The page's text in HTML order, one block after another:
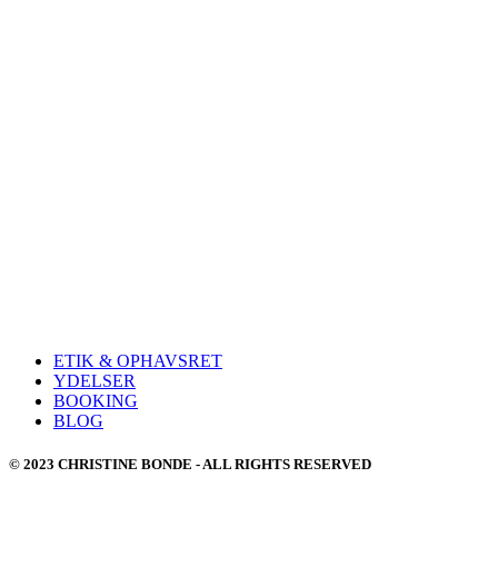
ETIK & OPHAVSRET
YDELSER
BOOKING
BLOG
© 2023 CHRISTINE BONDE - ALL RIGHTS RESERVED